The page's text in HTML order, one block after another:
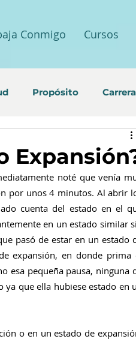
Conmigo Cursos
Propósito Carrera
noté que venía
por unos 4 minutos. Al abrir
cuenta del estado en el
en un estado similar
pasó de estar en un estado
expansión, en donde prima
esa pequeña pausa, ninguna
ya que ella hubiese estado en
o en un estado de